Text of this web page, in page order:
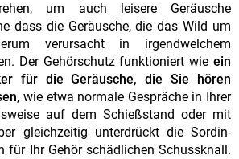
um auch leisere Geräusche
dass die Geräusche, die das Wild um
verursacht in irgendwelchem
Der Gehörschutz funktioniert wie ein
für die Geräusche, die Sie hören
, wie etwa normale Gespräche in Ihrer
auf dem Schießstand oder mit
gleichzeitig unterdrückt die Sordin-
für Ihr Gehör schädlichen Schussknall.